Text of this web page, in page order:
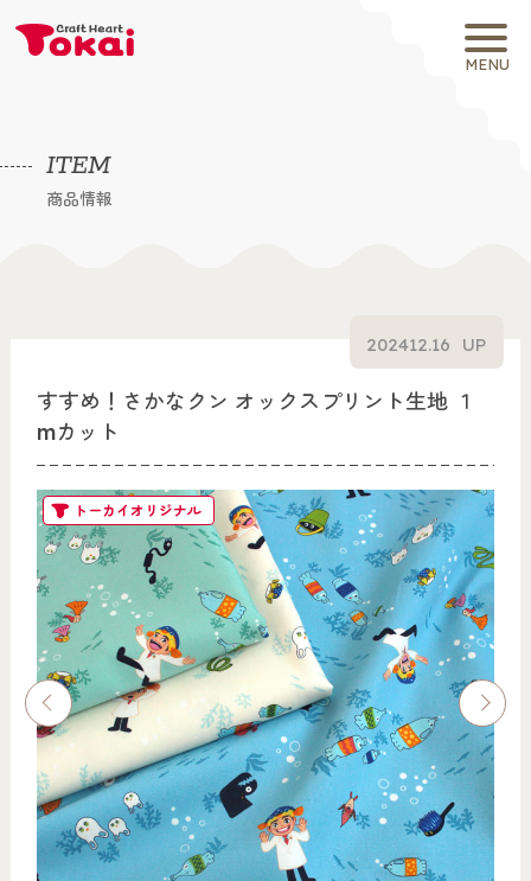
MENU
ITEM
商品情報
すすめ！さかなクン オックスプリント生地 １
mカット
202412.16 UP
トーカイオリジナル